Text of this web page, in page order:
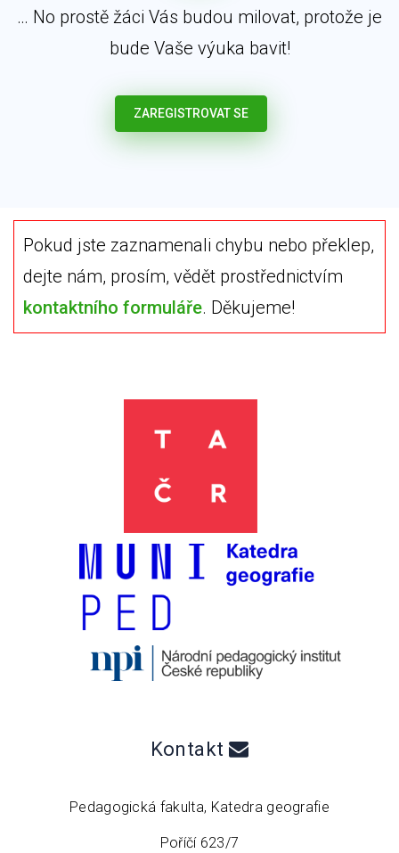
… No prostě žáci Vás budou milovat, protože je
bude Vaše výuka bavit!
ZAREGISTROVAT SE
Pokud jste zaznamenali chybu nebo překlep,
dejte nám, prosím, vědět prostřednictvím
kontaktního formuláře. Děkujeme!
Kontakt
Pedagogická fakulta, Katedra geografie
Poříčí 623/7